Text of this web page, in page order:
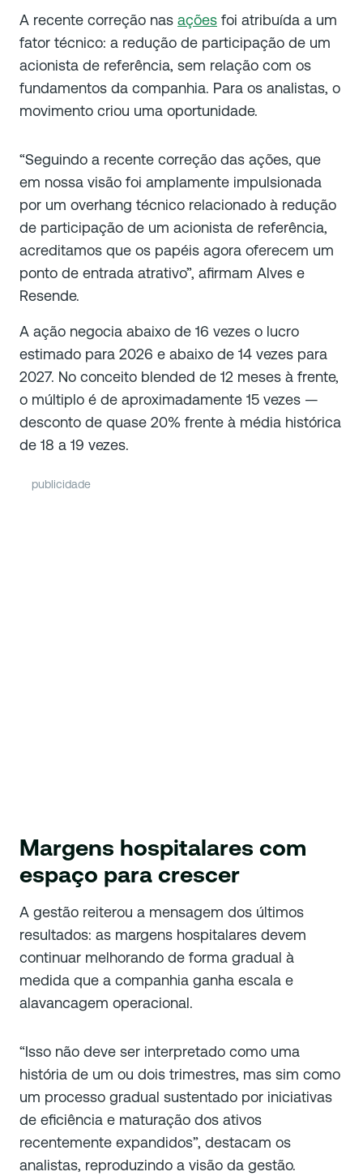
A recente correção nas ações foi atribuída a um
fator técnico: a redução de participação de um
acionista de referência, sem relação com os
fundamentos da companhia. Para os analistas, o
movimento criou uma oportunidade.
“Seguindo a recente correção das ações, que
em nossa visão foi amplamente impulsionada
por um overhang técnico relacionado à redução
de participação de um acionista de referência,
acreditamos que os papéis agora oferecem um
ponto de entrada atrativo”, afirmam Alves e
Resende.
A ação negocia abaixo de 16 vezes o lucro
estimado para 2026 e abaixo de 14 vezes para
2027. No conceito blended de 12 meses à frente,
o múltiplo é de aproximadamente 15 vezes —
desconto de quase 20% frente à média histórica
de 18 a 19 vezes.
publicidade
Margens hospitalares com
espaço para crescer
A gestão reiterou a mensagem dos últimos
resultados: as margens hospitalares devem
continuar melhorando de forma gradual à
medida que a companhia ganha escala e
alavancagem operacional.
“Isso não deve ser interpretado como uma
história de um ou dois trimestres, mas sim como
um processo gradual sustentado por iniciativas
de eficiência e maturação dos ativos
recentemente expandidos”, destacam os
analistas, reproduzindo a visão da gestão.